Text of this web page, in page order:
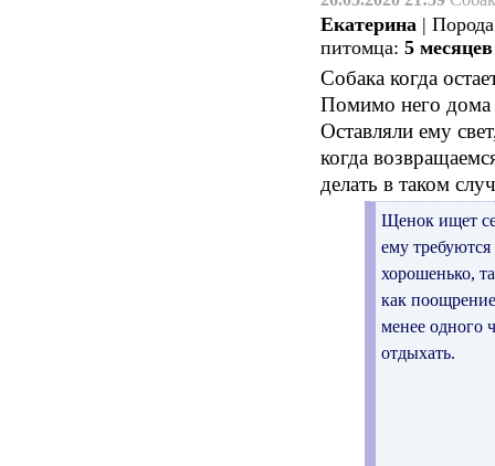
Екатерина |
питомца: 5 месяцев
Собака когда
Помимо него дома
Оставляли ему
когда
делать в таком
Щенок ищет
ему
хорошенько,
как
менее одного
отдыхать.